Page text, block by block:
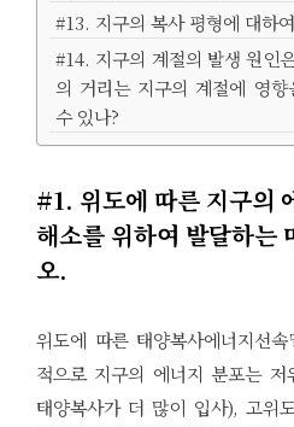
#13. 지구의 복사 평형에 대하
#14. 지구의 계절의 발생 원인
의 거리는 지구의 계절에 영
수 있나?
#1. 위도에 따른 지구의
해소를 위하여 발달하는
오.
위도에 따른 태양복사에너지선
적으로 지구의 에너지 분포는 저
태양복사가 더 많이 입사), 고위